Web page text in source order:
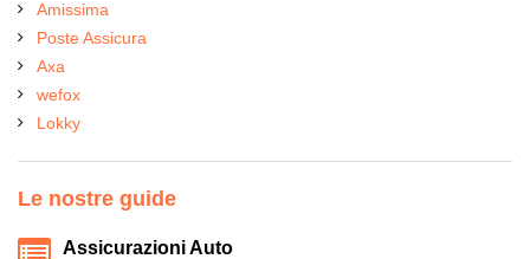
Amissima
Poste Assicura
Axa
wefox
Lokky
Le nostre guide
Assicurazioni Auto